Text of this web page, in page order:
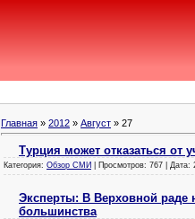
Главная » 2012 » Август » 27
Турция может отказаться от
Категория: Обзор СМИ | Просмотров: 767 | Дата:
Эксперты: В Верховной раде
большинства